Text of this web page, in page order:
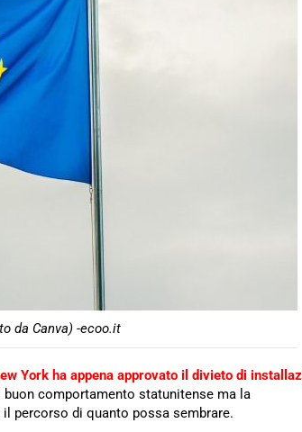
da Canva) -ecoo.it
York ha appena approvato il divieto di
comportamento statunitense ma la
percorso di quanto possa sembrare.